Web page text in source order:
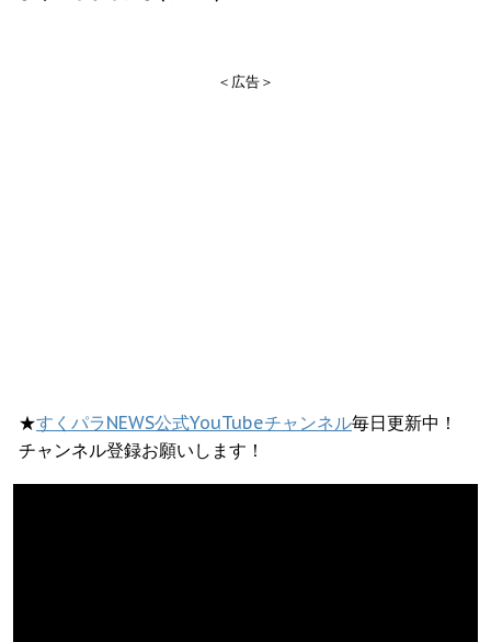
＜広告＞
★すくパラNEWS公式YouTubeチャンネル毎日更新中！
チャンネル登録お願いします！